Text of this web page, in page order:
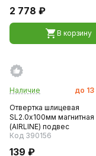
2 778 ₽
В корзину
Наличие до 13
Отвертка шлицевая
SL2.0х100мм магнитная
(AIRLINE) подвес
Код 390156
139 ₽